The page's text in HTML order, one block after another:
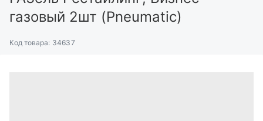
газовый 2шт (Pneumatic)
Код товара: 34637